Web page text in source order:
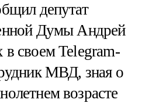
депутат
Думы Андрей
своем Telegram-
МВД, зная о
возрасте